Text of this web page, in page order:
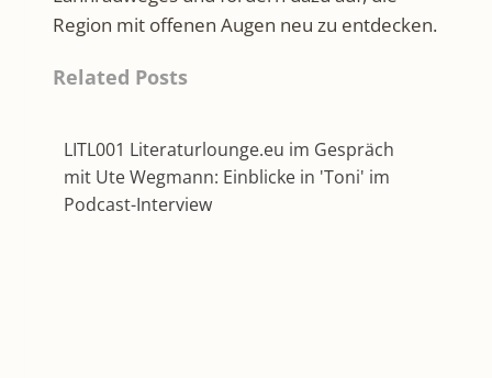
Region mit offenen Augen neu zu entdecken.
Related Posts
LITL001 Literaturlounge.eu im Gespräch
mit Ute Wegmann: Einblicke in 'Toni' im
Podcast-Interview